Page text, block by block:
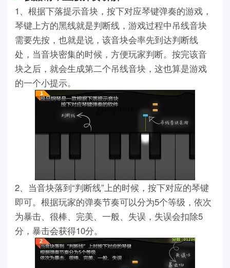
1、根据下落提示音块，按下对应琴键弹奏的游戏，
琴键上方的黑线就是判断线，游戏过程中吊线音块
需要先按，也就是说，该音块会率先到达判断线
处，当音块密集的时候，方便玩家判断。按完该音
块之后，就会生成第二个吊线音块，这也算是游戏
的一个小提示。
2、当音块落到“判断线”上的时候，按下对应的琴键
即可。根据玩家的弹奏节奏可以分为5个等级，依次
为暴击、很棒、完美、一般、失误，失误会扣除5
分，暴击会获得10分。